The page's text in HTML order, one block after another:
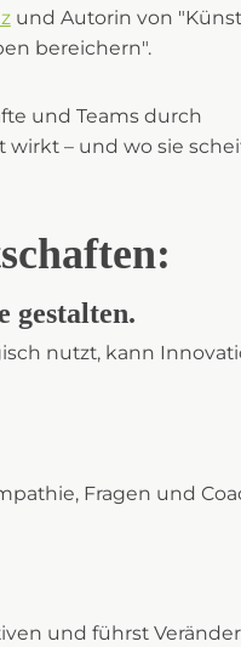
und Autorin von
bereichern".
und Teams durch
– und wo sie
gestalten.
nutzt, kann
Fragen und
und führst